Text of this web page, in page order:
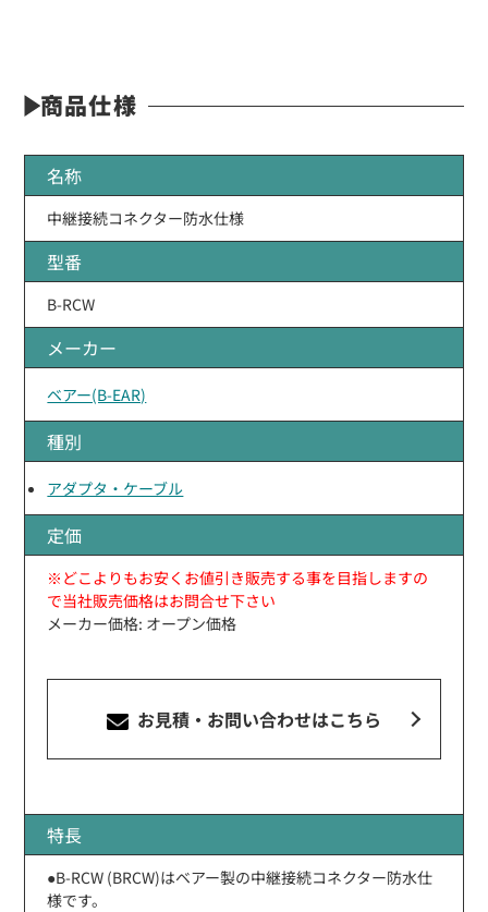
商品仕様
名称
中継接続コネクター防水仕様
型番
B-RCW
メーカー
ベアー(B-EAR)
種別
アダプタ・ケーブル
定価
※どこよりもお安くお値引き販売する事を目指しますの
で当社販売価格はお問合せ下さい
メーカー価格: オープン価格
お見積・お問い合わせはこちら
特長
●B-RCW (BRCW)はベアー製の中継接続コネクター防水仕
様です。